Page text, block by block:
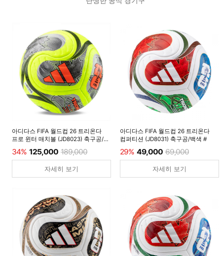
아디다스 FIFA 월드컵 26 트리온다
프로 윈터 매치볼 (JD8023) 축구공/
34% 125,000 189,000
자세히 보기
아디다스 FIFA 월드컵 26 트리온다
컴퍼티션 (JD8031) 축구공/백색 #
29% 49,000 69,000
자세히 보기